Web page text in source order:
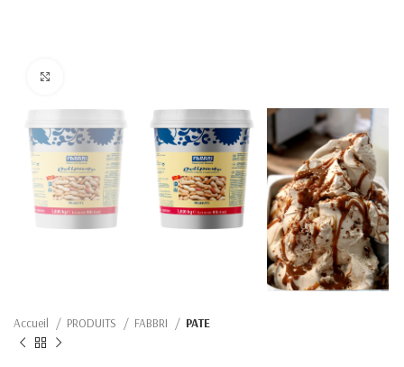
Accueil PRODUITS FABBRI PATE